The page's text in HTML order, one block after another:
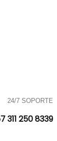
24/7 SOPORTE
311 250 8339